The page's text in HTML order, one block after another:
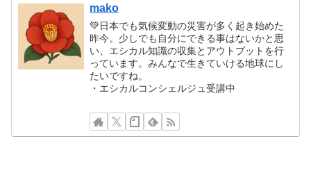
mako
💚日本でも気候変動の災害が多く起き始めた
昨今。少しでも自分にできる事はないかと思
い、エシカル知識の収集とアウトプットを行
っています。みんなで生きていける地球にし
たいですね。
・エシカルコンシェルジュ受講中